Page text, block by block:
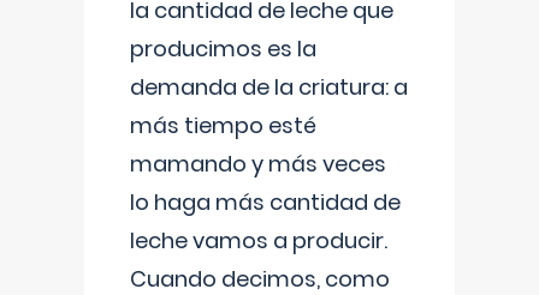
la cantidad de leche que
producimos es la
demanda de la criatura: a
más tiempo esté
mamando y más veces
lo haga más cantidad de
leche vamos a producir.
Cuando decimos, como